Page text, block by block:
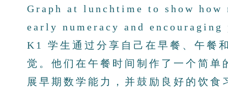
Graph at lunchtime to show
early numeracy and
K1 学生通过分享自己在早餐、午餐
觉。他们在午餐时间制作了一个简
展早期数学能力，并鼓励良好的饮食